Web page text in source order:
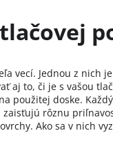
vecí. Jednou z nich
aj to, či je s vašou
použitej doske.
rôznu
Ako sa v nich